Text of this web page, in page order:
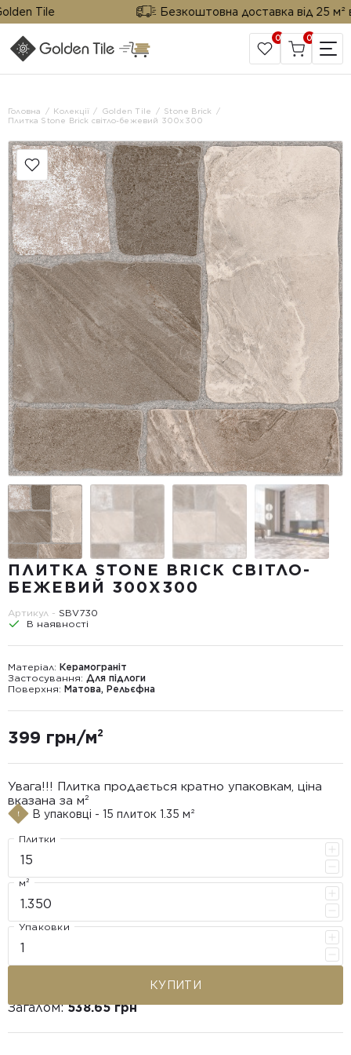
Tile Безкоштовна доставка від 25 м² від
САЙТ КОМПАНІЇ
0 0
Головна Колекції Golden Tile
Stone Brick
Плитка Stone Brick світло-бежевий 300x300
ПЛИТКА STONE BRICK СВІТЛО-
БЕЖЕВИЙ 300X300
Артикул - SBV730
В наявності
Матеріал: Керамограніт
Застосування: Для підлоги
Поверхня: Матова, Рельєфна
399 грн/м²
Увага!!! Плитка продається кратно упаковкам, ціна
вказана за м²
В упаковці - 15 плиток 1.35 м²
Плитки
м²
Упаковки
КУПИТИ
Загалом:538.65 грн